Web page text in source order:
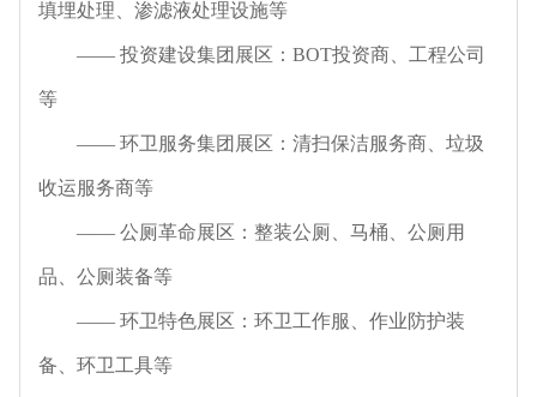
填埋处理、渗滤液处理设施等
—— 投资建设集团展区：BOT投资商、工程公司
等
—— 环卫服务集团展区：清扫保洁服务商、垃圾
收运服务商等
—— 公厕革命展区：整装公厕、马桶、公厕用
品、公厕装备等
—— 环卫特色展区：环卫工作服、作业防护装
备、环卫工具等